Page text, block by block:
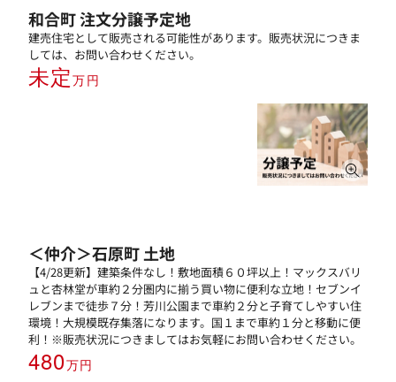
和合町 注文分譲予定地
建売住宅として販売される可能性があります。販売状況につきま
しては、お問い合わせください。
未定万円
＜仲介＞石原町 土地
【4/28更新】建築条件なし！敷地面積６０坪以上！マックスバリ
ュと杏林堂が車約２分圏内に揃う買い物に便利な立地！セブンイ
レブンまで徒歩７分！芳川公園まで車約２分と子育てしやすい住
環境！大規模既存集落になります。国１まで車約１分と移動に便
利！※販売状況につきましてはお気軽にお問い合わせください。
480万円